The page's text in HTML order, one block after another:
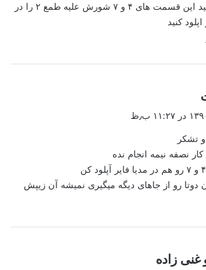
لطف کنید این قسمت های ۴ و ۷ شورش علیه طمع ۲ را در
اپلود کنید
:تشکر
نصفه نیمه انجام نده
دوتا رو از جاهای دیگه میگیری نمیشه آن زیپش
زاده